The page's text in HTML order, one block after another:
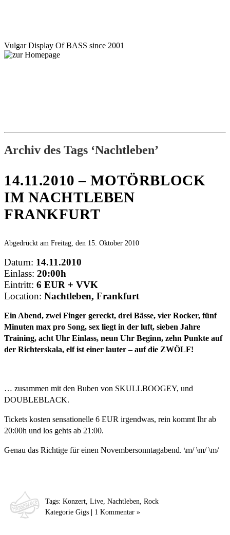
Vulgar Display Of BASS since 2001
Archiv des Tags ‘Nachtleben’
14.11.2010 – MOTÖRBLOCK
IM NACHTLEBEN
FRANKFURT
Abgedrückt am Freitag, den 15. Oktober 2010
Datum: 14.11.2010
Einlass: 20:00h
Eintritt: 6 EUR + VVK
Location: Nachtleben, Frankfurt
Ein Abend, zwei Finger gereckt, drei Bässe, vier Rocker, fünf
Minuten max pro Song, sex liegt in der luft, sieben Jahre
Training, acht Uhr Einlass, neun Uhr Beginn, zehn Punkte auf
der Richterskala, elf ist einer lauter – auf die ZWÖLF!
… zusammen mit den Buben von SKULLBOOGEY, und
DOUBLEBLACK.
Tickets kosten sensationelle 6 EUR irgendwas, rein kommt Ihr ab
20:00h und los gehts ab 21:00.
Genau das Richtige für einen Novembersonntagabend. \m/ \m/ \m/
Tags: Konzert Live Nachtleben Rock
Kategorie Gigs | 1 Kommentar »